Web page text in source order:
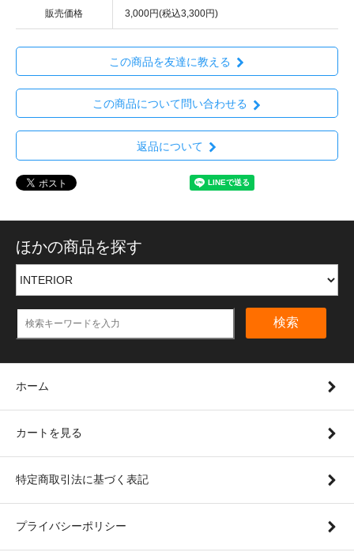
販売価格 3,000円(税込3,300円)
この商品を友達に教える
この商品について問い合わせる
返品について
ほかの商品を探す
検索
ホーム
カートを見る
特定商取引法に基づく表記
プライバシーポリシー